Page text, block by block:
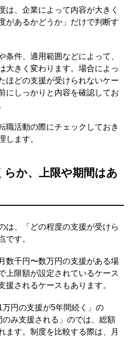
は、企業によって内容が大きく
があるかどうか」だけで判断す
条件、適用範囲などによって、
大きく変わります。場合によっ
ほどの支援が受けられないケー
にしっかりと内容を確認してお
職活動の際にチェックしておき
します。
らか、上限や期間はあ
は、「どの程度の支援が受けら
です。
数千円〜数万円の支援がある場
上限額が設定されているケース
援されるケースもあります。
円の支援が5年間続く」の
のみ支援される」のでは、総額
ます。制度を比較する際は、月